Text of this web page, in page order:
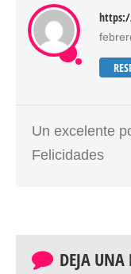
Un excelente
Felicidades
DEJA UNA